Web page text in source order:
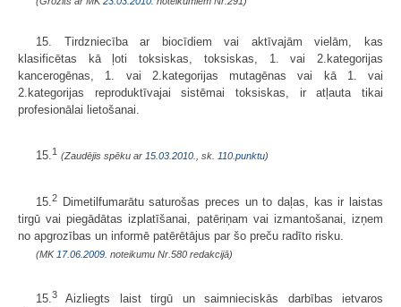
15. Tirdzniecība ar biocīdiem vai aktīvajām vielām, kas
klasificētas kā ļoti toksiskas, toksiskas, 1. vai 2.kategorijas
kancerogēnas, 1. vai 2.kategorijas mutagēnas vai kā 1. vai
2.kategorijas reproduktīvajai sistēmai toksiskas, ir atļauta tikai
profesionālai lietošanai.
15. 1 (Zaudējis spēku ar 15.03.2010. , sk. 110.punktu)
15.2
Dimetilfumarātu saturošas preces un to daļas, kas ir laistas
tirgū vai piegādātas izplatīšanai, patēriņam vai izmantošanai, izņem
no apgrozības un informē patērētājus par šo preču radīto risku.
(MK 17.06.2009. noteikumu Nr.580 redakcijā)
15.3
Aizliegts laist tirgū un saimnieciskās darbības ietvaros